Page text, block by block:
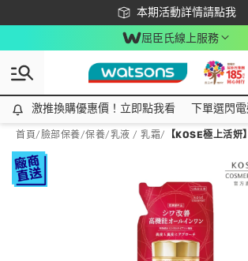
本期活動詳情請點我
下載app最高回饋$350
屈臣氏線上服務
激推換購優惠價！立即點我看
激推換購優惠價！立即點我看 下單選閃
首頁/臉部保養/保養/乳液 / 乳霜/ 【KOSE極上活